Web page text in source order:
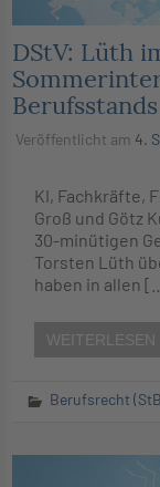
DStV: Lüth
Berufsstands
Veröffentlicht am 4.
KI, Fachkräfte,
Groß und Götz
30-minütigen
Torsten Lüth
haben in allen
WEITERLESEN
Berufsrecht